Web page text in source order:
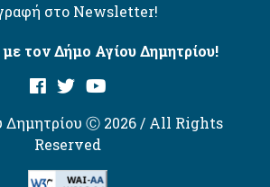
στο Newsletter!
με τον Δήμο Αγίου Δημητρίου!
Δημητρίου Ⓒ 2026 / All Rights
Reserved